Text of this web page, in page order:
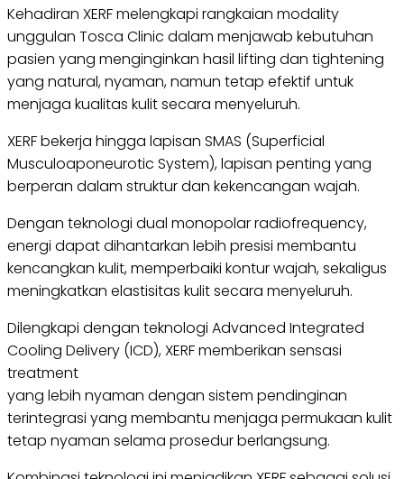
Kehadiran XERF melengkapi rangkaian modality
unggulan Tosca Clinic dalam menjawab kebutuhan
pasien yang menginginkan hasil lifting dan tightening
yang natural, nyaman, namun tetap efektif untuk
menjaga kualitas kulit secara menyeluruh.
XERF bekerja hingga lapisan SMAS (Superficial
Musculoaponeurotic System), lapisan penting yang
berperan dalam struktur dan kekencangan wajah.
Dengan teknologi dual monopolar radiofrequency,
energi dapat dihantarkan lebih presisi membantu
kencangkan kulit, memperbaiki kontur wajah, sekaligus
meningkatkan elastisitas kulit secara menyeluruh.
Dilengkapi dengan teknologi Advanced Integrated
Cooling Delivery (ICD), XERF memberikan sensasi
treatment
yang lebih nyaman dengan sistem pendinginan
terintegrasi yang membantu menjaga permukaan kulit
tetap nyaman selama prosedur berlangsung.